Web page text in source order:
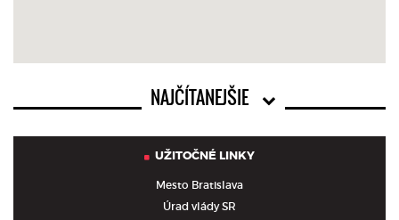
NAJČÍTANEJŠIE
UŽITOČNÉ LINKY
Mesto Bratislava
Úrad vlády SR